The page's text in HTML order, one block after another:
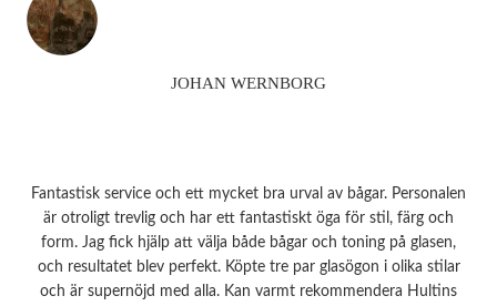
JOHAN WERNBORG
Fantastisk service och ett mycket bra urval av bågar. Personalen
är otroligt trevlig och har ett fantastiskt öga för stil, färg och
form. Jag fick hjälp att välja både bågar och toning på glasen,
och resultatet blev perfekt. Köpte tre par glasögon i olika stilar
och är supernöjd med alla. Kan varmt rekommendera Hultins